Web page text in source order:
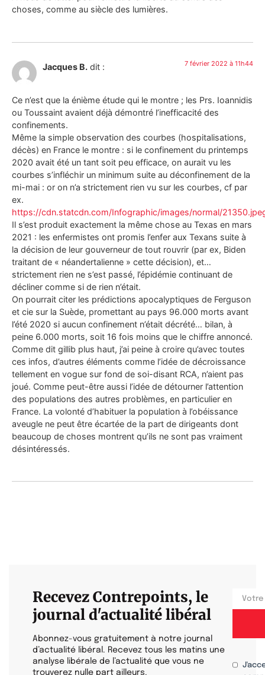
choses, comme au siècle des lumières.
Jacques B. dit : 7 février 2022 à 11h44
Ce n’est que la énième étude qui le montre ; les Prs. Ioannidis
ou Toussaint avaient déjà démontré l’inefficacité des
confinements.
Même la simple observation des courbes (hospitalisations,
décès) en France le montre : si le confinement du printemps
2020 avait été un tant soit peu efficace, on aurait vu les
courbes s’infléchir un minimum suite au déconfinement de la
mi-mai : or on n’a strictement rien vu sur les courbes, cf par
ex.
https://cdn.statcdn.com/Infographic/images/normal/
Il s’est produit exactement la même chose au Texas en mars
2021 : les enfermistes ont promis l’enfer aux Texans suite à
la décision de leur gouverneur de tout rouvrir (par ex, Biden
traitant de « néandertalienne » cette décision), et…
strictement rien ne s’est passé, l’épidémie continuant de
décliner comme si de rien n’était.
On pourrait citer les prédictions apocalyptiques de Ferguson
et cie sur la Suède, promettant au pays 96.000 morts avant
l’été 2020 si aucun confinement n’était décrété… bilan, à
peine 6.000 morts, soit 16 fois moins que le chiffre annoncé.
Comme dit gillib plus haut, j’ai peine à croire qu’avec toutes
ces infos, d’autres éléments comme l’idée de décroissance
tellement en vogue sur fond de soi-disant RCA, n’aient pas
joué. Comme peut-être aussi l’idée de détourner l’attention
des populations des autres problèmes, en particulier en
France. La volonté d’habituer la population à l’obéissance
aveugle ne peut être écartée de la part de dirigeants dont
beaucoup de choses montrent qu’ils ne sont pas vraiment
désintéressés.
Recevez Contrepoints, le
journal d'actualité libéral
Abonnez-vous gratuitement à notre journal
d’actualité libéral. Recevez tous les matins une
analyse libérale de l’actualité que vous ne
trouverez nulle part ailleurs.